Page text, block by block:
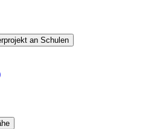
an Schulen